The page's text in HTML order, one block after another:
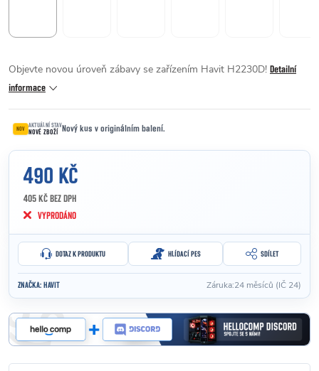
Objevte novou úroveň zábavy se zařízením Havit H2230D! Detailní
informace
NOV AKTUÁLNÍ STAV
NOVÉ ZBOŽÍ Nový kus v originálním balení.
490 KČ
405 KČ BEZ DPH
Měrná cena:
VYPRODÁNO
DOTAZ K PRODUKTU HLÍDACÍ PES SDÍLET
ZNAČKA: HAVIT Záruka:24 měsíců (IČ 24)